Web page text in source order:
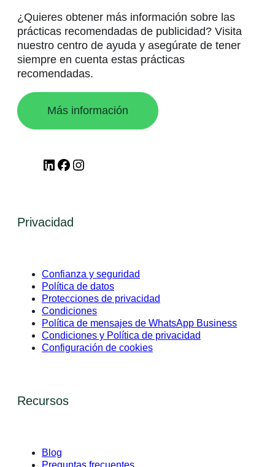
¿Quieres obtener más información sobre las
prácticas recomendadas de publicidad? Visita
nuestro centro de ayuda y asegúrate de tener
siempre en cuenta estas prácticas
recomendadas.
Más información
LinkedInFacebook
Privacidad
Confianza y seguridad
Política de datos
Protecciones de privacidad
Condiciones
Política de mensajes de WhatsApp Business
Condiciones y Política de privacidad
Configuración de cookies
Recursos
Blog